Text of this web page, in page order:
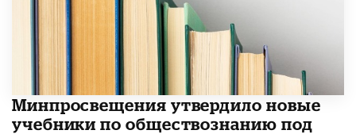
Минпросвещения утвердило новые
учебники по обществознанию под